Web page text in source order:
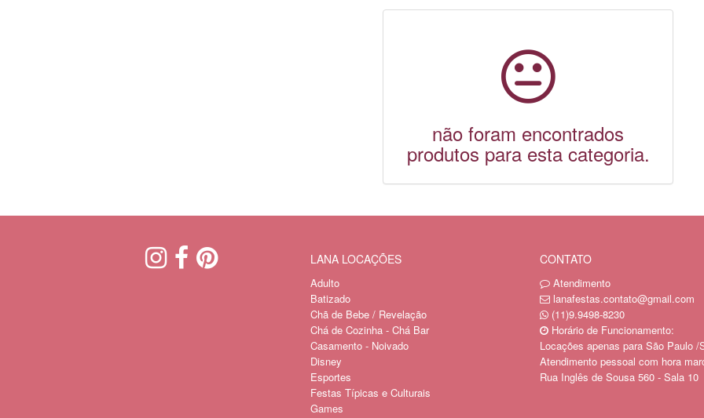
não foram encontrados
produtos para esta categoria.
LANA LOCAÇÕES
Adulto
Batizado
Chã de Bebe / Revelação
Chá de Cozinha - Chá Bar
Casamento - Noivado
Disney
Esportes
Festas Típicas e Culturais
Games
CONTATO
Atendimento
lanafestas.contato@gmail.com
(11)9.9498-8230
Horário de Funcionamento:
Locações apenas para São Paulo /
Atendimento pessoal com hora
Rua Inglês de Sousa 560 - Sala 10